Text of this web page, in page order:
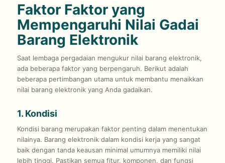
Faktor Faktor yang
Mempengaruhi Nilai Gadai
Barang Elektronik
Saat lembaga pergadaian mengukur nilai barang elektronik,
ada beberapa faktor yang berpengaruh. Berikut adalah
beberapa pertimbangan utama untuk membantu menaikkan
nilai barang elektronik yang Anda gadaikan.
1. Kondisi
Kondisi barang merupakan faktor penting dalam menentukan
nilainya. Barang elektronik dalam kondisi kerja yang sangat
baik dengan tanda keausan minimal umumnya memiliki nilai
lebih tinggi. Pastikan semua fitur, komponen, dan fungsi